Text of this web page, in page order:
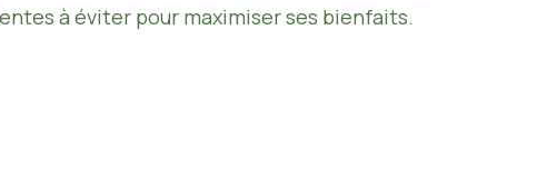
à éviter pour maximiser ses bienfaits.